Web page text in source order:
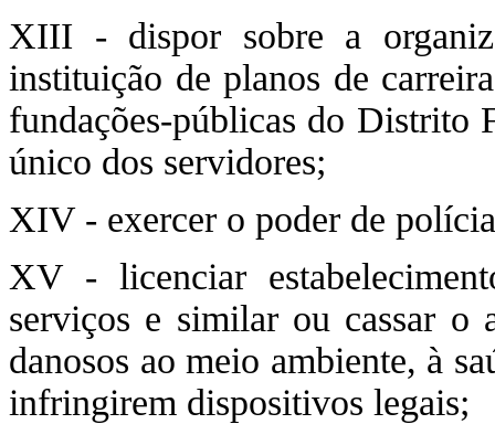
XIII - dispor sobre a
instituição de planos de
fundações-públicas do Distrito
único dos servidores;
XIV - exercer o poder de
XV - licenciar
serviços e similar ou cassar o
danosos ao meio ambiente, à
infringirem dispositivos legais;